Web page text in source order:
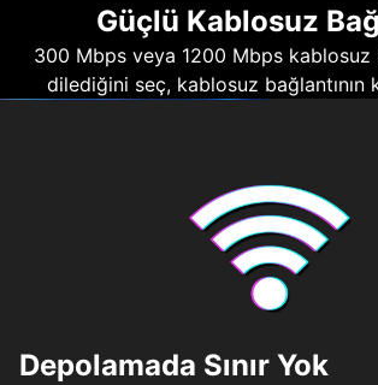
Güçlü Kablosuz
300 Mbps veya 1200 Mbps kablosuz
dilediğini seç, kablosuz bağlantının
Depolamada Sınır Yok